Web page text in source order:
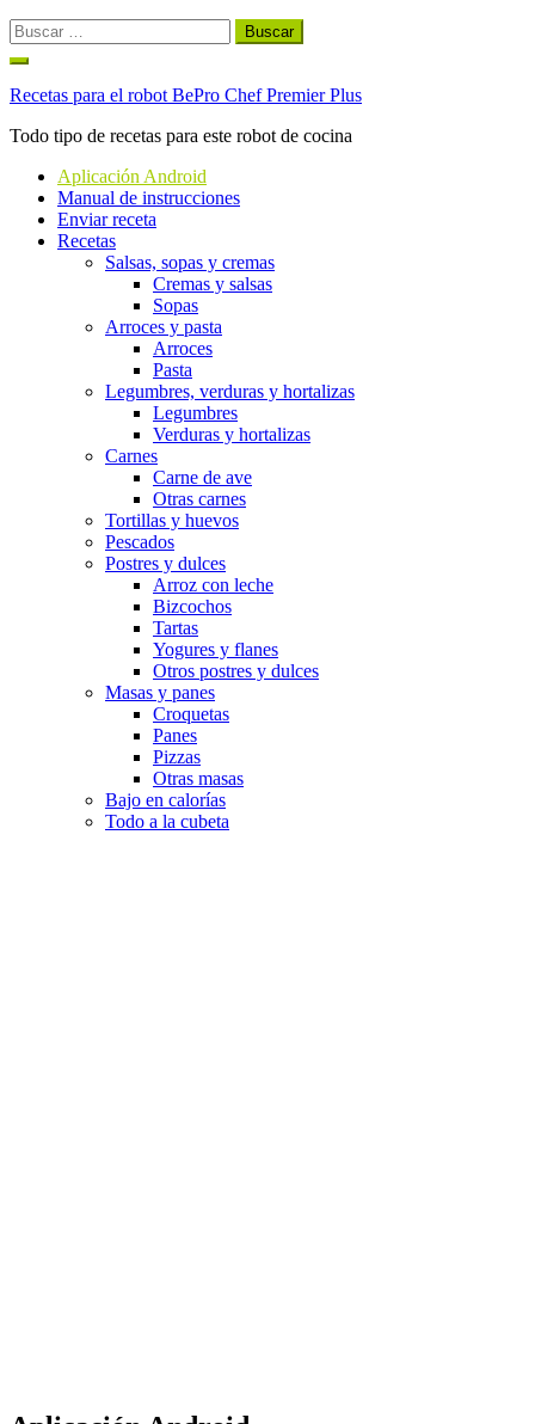
Buscar:
Ir
contenido
Recetas para el robot BePro Chef Premier Plus
Todo tipo de recetas para este robot de cocina
Aplicación Android
Manual de instrucciones
Enviar receta
Recetas
Salsas, sopas y cremas
Cremas y salsas
Sopas
Arroces y pasta
Arroces
Pasta
Legumbres, verduras y hortalizas
Legumbres
Verduras y hortalizas
Carnes
Carne de ave
Otras carnes
Tortillas y huevos
Pescados
Postres y dulces
Arroz con leche
Bizcochos
Tartas
Yogures y flanes
Otros postres y dulces
Masas y panes
Croquetas
Panes
Pizzas
Otras masas
Bajo en calorías
Todo a la cubeta